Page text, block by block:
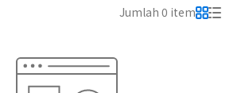
Jumlah 0 item